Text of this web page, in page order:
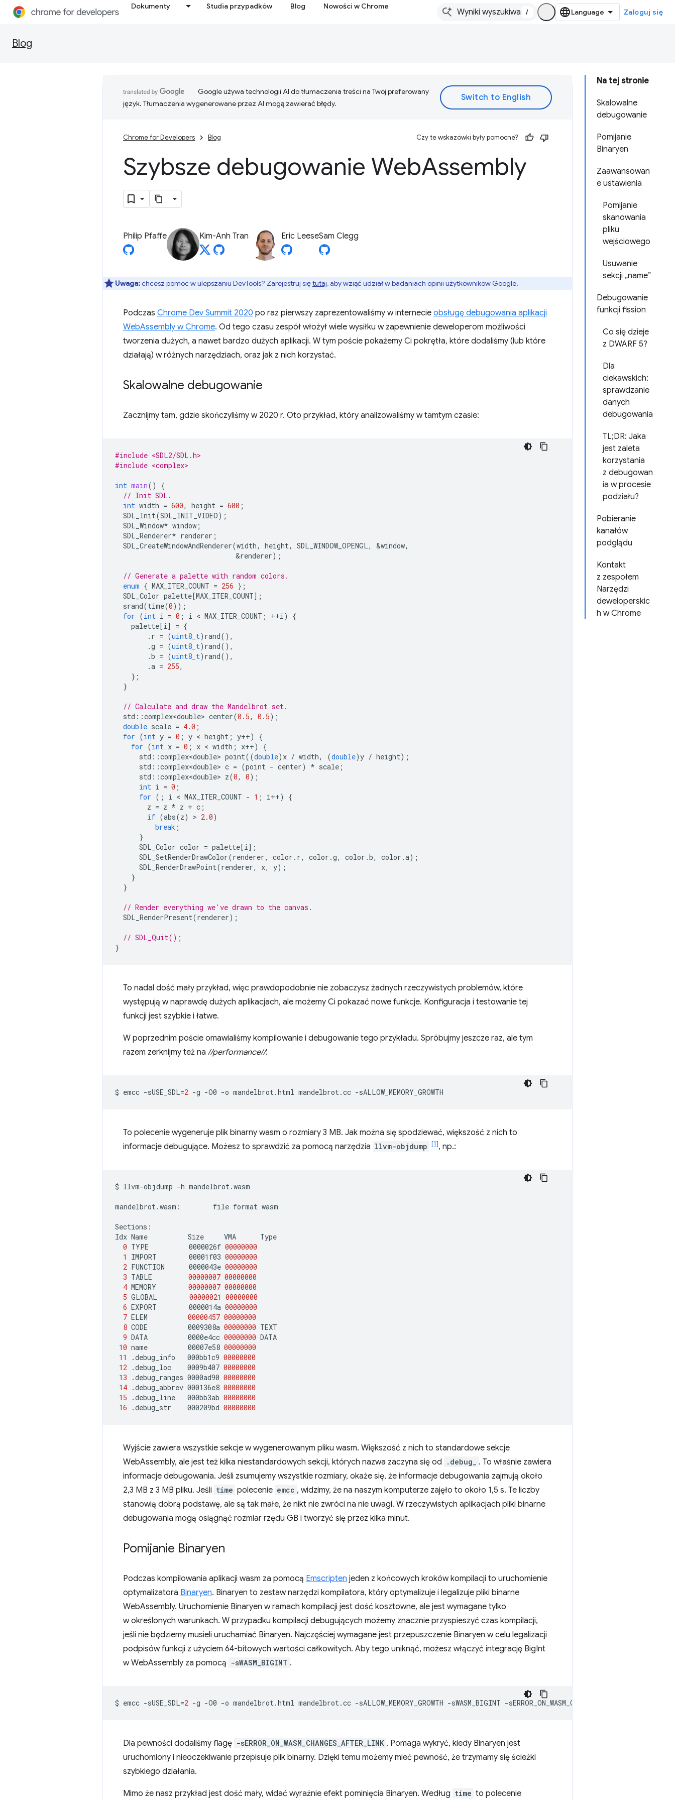
Dokumenty Studia przypadków Blog Nowości w Chrome
/ Zaloguj się
Blog
Na tej stronie
Skalowalne
debugowanie
Pomijanie
Binaryen
Zaawansowan
e ustawienia
Pomijanie
skanowania
pliku
wejściowego
Usuwanie
sekcji „name”
Debugowanie
funkcji fission
Co się dzieje
z DWARF 5?
Dla
ciekawskich:
sprawdzanie
danych
debugowania
TL;DR: Jaka
jest zaleta
korzystania
z debugowan
ia w procesie
podziału?
Pobieranie
kanałów
podglądu
Kontakt
z zespołem
Narzędzi
deweloperskic
h w Chrome
Google używa technologii AI do tłumaczenia treści na Twój preferowany
język. Tłumaczenia wygenerowane przez AI mogą zawierać błędy.
Chrome for Developers Blog Czy te wskazówki były pomocne?
Szybsze debugowanie WebAssembly
Philip Pfaffe Kim-Anh Tran Eric LeeseSam Clegg
Uwaga:chcesz pomóc w ulepszaniu DevTools? Zarejestruj siętutaj, aby wziąć udział w badaniach opinii użytkowników Google.
Podczas Chrome Dev Summit 2020 po raz pierwszy zaprezentowaliśmy w internecie obsługę debugowania aplikacji
WebAssembly w Chrome. Od tego czasu zespół włożył wiele wysiłku w zapewnienie deweloperom możliwości
tworzenia dużych, a nawet bardzo dużych aplikacji. W tym poście pokażemy Ci pokrętła, które dodaliśmy (lub które
działają) w różnych narzędziach, oraz jak z nich korzystać.
Skalowalne debugowanie
Zacznijmy tam, gdzie skończyliśmy w 2020 r. Oto przykład, który analizowaliśmy w tamtym czasie:
#include <SDL2/SDL.h>
#include <complex>
int main()
{
// Init SDL.
int width = 600, height = 600 ;
SDL_Init(SDL_INIT_VIDEO);
SDL_Window* window ;
SDL_Renderer* renderer ;
SDL_CreateWindowAndRenderer(width, height, SDL_WINDOW_OPENGL, &window,
&renderer);
// Generate a palette with random colors.
enum { MAX_ITER_COUNT = 256 };
SDL_Color palette[MAX_ITER_COUNT];
srand(time(0));
for (int i = 0 ; i < MAX_ITER_COUNT ; ++i)
{
palette[i] = {
. r = (uint8_t) rand(),
.g = (uint8_t) rand(),
.b = (uint8_t) rand(),
.a = 255,
};
}
// Calculate and draw the Mandelbrot set.
std ::complex<double> center(0.5, 0.5);
double scale = 4.0 ;
for (int y = 0 ; y < height ; y++)
{
for (int x = 0 ; x < width ; x++)
{
std ::complex<double> point((double) x / width, (double)y / height);
std ::complex<double> c = (point - center) * scale ;
std ::complex<double> z(0, 0);
int i = 0 ;
for (; i < MAX_ITER_COUNT - 1 ; i++)
{
z = z * z + c ;
if (abs(z) > 2.0)
break ;
}
SDL_Color color = palette[i];
SDL_SetRenderDrawColor(renderer, color . r, color .g, color .b, color .a);
SDL_RenderDrawPoint(renderer, x, y);
}
}
// Render everything we've drawn to the canvas.
SDL_RenderPresent(renderer);
// SDL_Quit();
}
To nadal dość mały przykład, więc prawdopodobnie nie zobaczysz żadnych rzeczywistych problemów, które
występują w naprawdę dużych aplikacjach, ale możemy Ci pokazać nowe funkcje. Konfiguracja i testowanie tej
funkcji jest szybkie i łatwe.
W poprzednim poście omawialiśmy kompilowanie i debugowanie tego przykładu. Spróbujmy jeszcze raz, ale tym
razem zerknijmy też na //performance//:
$ emcc -sUSE_SDL=2 -g -O0 -o mandelbrot.html mandelbrot.cc
To polecenie wygeneruje plik binarny wasm o rozmiary 3 MB. Jak można się spodziewać, większość z nich to
informacje debugujące. Możesz to sprawdzić za pomocą narzędzia llvm-objdump [1], np.:
$ llvm-objdump -h mandelbrot.wasm
mandelbrot.wasm: file format wasm
Sections:
Idx Name Size VMA
0 TYPE 0000026f 00000000
1
IMPORT 00001f03 00000000
2 FUNCTION 0000043e 00000000
3 TABLE 00000007 00000000
4 MEMORY 00000007 00000000
5 GLOBAL 00000021 00000000
6 EXPORT 0000014a 00000000
7 ELEM 00000457 00000000
8 CODE 0009308a 00000000
9 DATA 0000e4cc 00000000
10 name 00007e58 00000000
11
.debug_info 000bb1c9 00000000
12 .debug_loc 0009b407 00000000
13
.debug_ranges 0000ad90 00000000
14 .debug_abbrev 000136e8 00000000
15
.debug_line 000bb3ab 00000000
16
.debug_str 000209bd 00000000
Wyjście zawiera wszystkie sekcje w wygenerowanym pliku wasm. Większość z nich to standardowe sekcje
WebAssembly, ale jest też kilka niestandardowych sekcji, których nazwa zaczyna się od
.debug_
. To właśnie zawiera
informacje debugowania. Jeśli zsumujemy wszystkie rozmiary, okaże się, że informacje debugowania zajmują około
2,3 MB z 3 MB pliku. Jeśli time polecenie emcc , widzimy, że na naszym komputerze zajęło to około 1,5 s. Te liczby
stanowią dobrą podstawę, ale są tak małe, że nikt nie zwróci na nie uwagi. W rzeczywistych aplikacjach pliki binarne
debugowania mogą osiągnąć rozmiar rzędu GB i tworzyć się przez kilka minut.
Pomijanie Binaryen
Podczas kompilowania aplikacji wasm za pomocą Emscripten jeden z końcowych kroków kompilacji to uruchomienie
optymalizatora Binaryen. Binaryen to zestaw narzędzi kompilatora, który optymalizuje i legalizuje pliki binarne
WebAssembly. Uruchomienie Binaryen w ramach kompilacji jest dość kosztowne, ale jest wymagane tylko
w określonych warunkach. W przypadku kompilacji debugujących możemy znacznie przyspieszyć czas kompilacji,
jeśli nie będziemy musieli uruchamiać Binaryen. Najczęściej wymagane jest przepuszczenie Binaryen w celu legalizacji
podpisów funkcji z użyciem 64-bitowych wartości całkowitych. Aby tego uniknąć, możesz włączyć integrację BigInt
w WebAssembly za pomocą -sWASM_BIGINT .
$ emcc -sUSE_SDL=2 -g -O0 -o mandelbrot.html mandelbrot.cc -sALLOW_MEMORY_GROWTH -sWASM_BIGINT
Dla pewności dodaliśmy flagę -sERROR_ON_WASM_CHANGES_AFTER_LINK . Pomaga wykryć, kiedy Binaryen jest
uruchomiony i nieoczekiwanie przepisuje plik binarny. Dzięki temu możemy mieć pewność, że trzymamy się ścieżki
szybkiego działania.
Mimo że nasz przykład jest dość mały, widać wyraźnie efekt pominięcia Binaryen. Według time to polecenie